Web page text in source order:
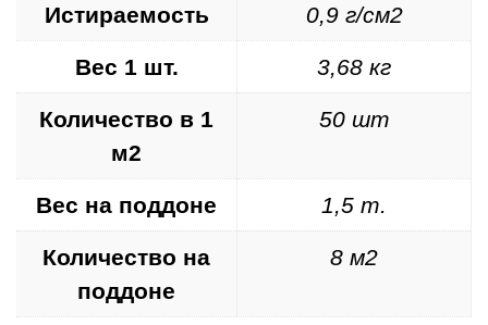
Истираемость 0,9 г/см2
Вес 1 шт. 3,68 кг
Количество в 1
м2
50 шт
Вес на поддоне 1,5 т.
Количество на
поддоне
8 м2